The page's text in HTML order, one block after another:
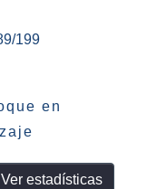
199
en
Ver estadísticas